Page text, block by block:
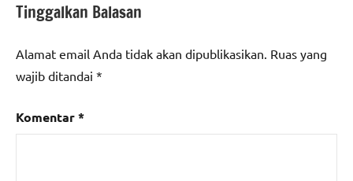
Tinggalkan Balasan
Alamat email Anda tidak akan dipublikasikan. Ruas yang
wajib ditandai *
Komentar*